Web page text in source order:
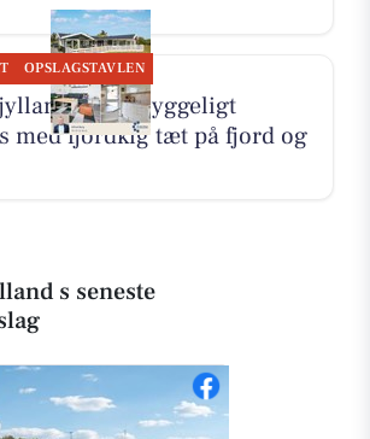
OPSLAGSTAVLEN
deler hyggeligt
med fjordkig tæt på fjord og
s seneste